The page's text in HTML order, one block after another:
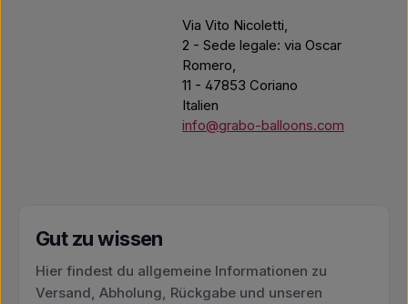
Via Vito Nicoletti,
2 - Sede legale: via Oscar
Romero,
11 - 47853 Coriano
Italien
info@grabo-balloons.com
Gut zu wissen
Hier findest du allgemeine Informationen zu
Versand, Abholung, Rückgabe und unseren